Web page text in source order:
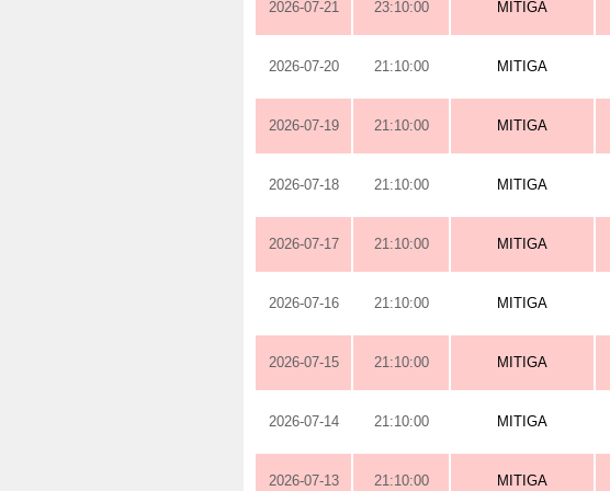
2026-07-21 23:10:00 MITIGA
2026-07-20 21:10:00 MITIGA
2026-07-19 21:10:00 MITIGA
2026-07-18 21:10:00 MITIGA
2026-07-17 21:10:00 MITIGA
2026-07-16 21:10:00 MITIGA
2026-07-15 21:10:00 MITIGA
2026-07-14 21:10:00 MITIGA
2026-07-13 21:10:00 MITIGA